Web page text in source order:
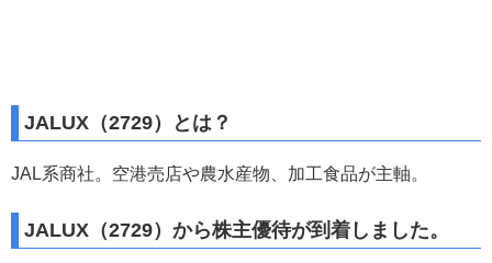
JALUX（2729）とは？
JAL系商社。空港売店や農水産物、加工食品が主軸。
JALUX（2729）から株主優待が到着しました。